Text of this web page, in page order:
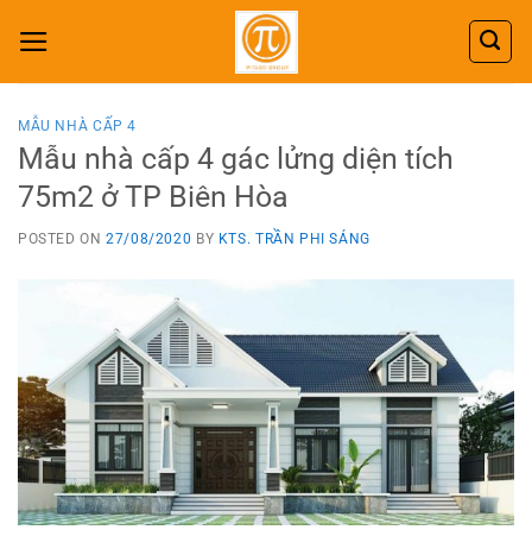
content
MẪU NHÀ CẤP 4
Mẫu nhà cấp 4 gác lửng diện tích
75m2 ở TP Biên Hòa
POSTED ON27/08/2020 BY KTS. TRẦN PHI SÁNG